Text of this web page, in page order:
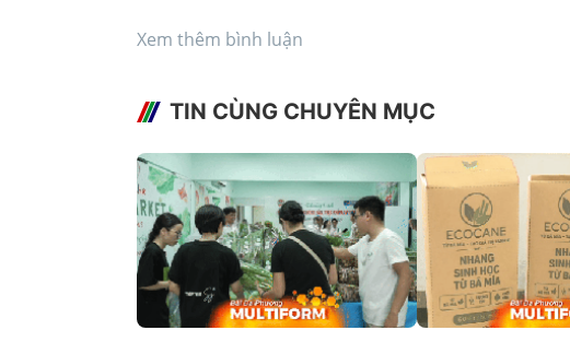
Xem thêm bình luận
TIN CÙNG CHUYÊN MỤC